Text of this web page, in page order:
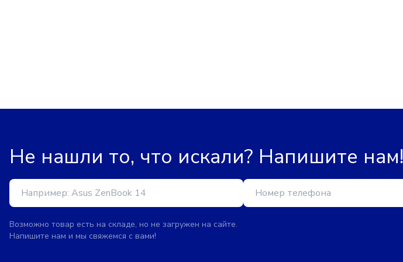
Не нашли то, что искали? Напишите нам!
Возможно товар есть на складе, но не загружен на сайте.
Напишите нам и мы свяжемся с вами!